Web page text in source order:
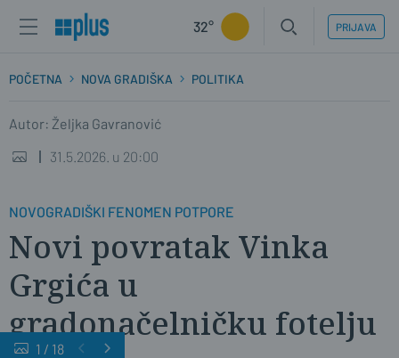
32° PRIJAVA
POČETNA NOVA GRADIŠKA POLITIKA
Autor: Željka Gavranović
31.5.2026. u 20:00
NOVOGRADIŠKI FENOMEN POTPORE
Novi povratak Vinka
Grgića u
gradonačelničku fotelju
1 / 18